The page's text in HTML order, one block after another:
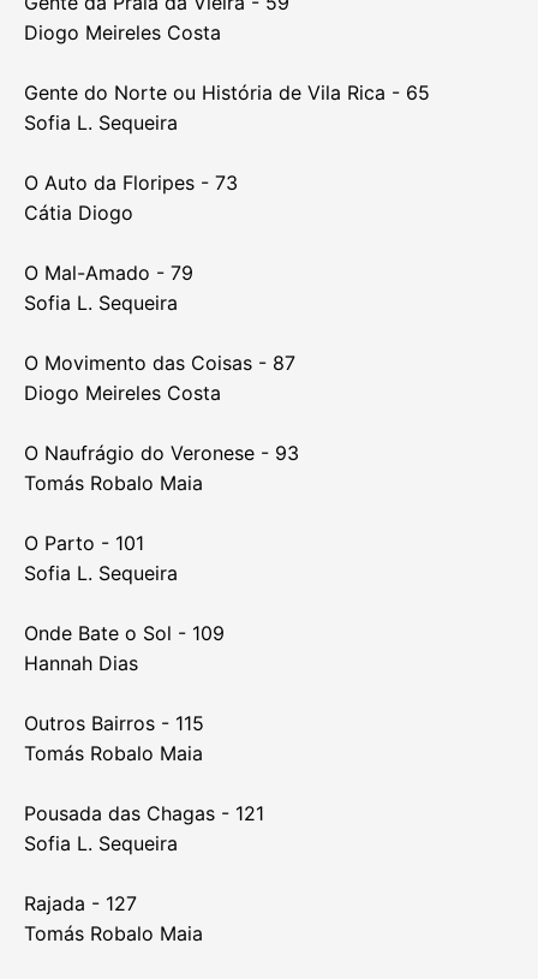
Diogo Meireles Costa
Gente do Norte ou História de Vila Rica - 65
Sofia L. Sequeira
O Auto da Floripes - 73
Cátia Diogo
O Mal-Amado - 79
Sofia L. Sequeira
O Movimento das Coisas - 87
Diogo Meireles Costa
O Naufrágio do Veronese - 93
Tomás Robalo Maia
O Parto - 101
Sofia L. Sequeira
Onde Bate o Sol - 109
Hannah Dias
Outros Bairros - 115
Tomás Robalo Maia
Pousada das Chagas - 121
Sofia L. Sequeira
Rajada - 127
Tomás Robalo Maia